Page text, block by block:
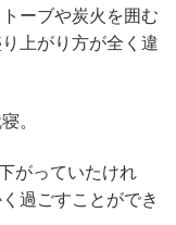
ーブや炭火を囲む
上がり方が全く違
。
がっていたけれ
過ごすことができ